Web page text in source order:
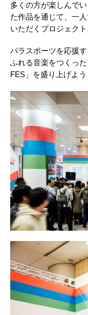
多くの方が楽しんで
た作品を通じて、一
いただくプロジェクト
パラスポーツを応援
ふれる音楽をつくっ
FES」を盛り上げよ